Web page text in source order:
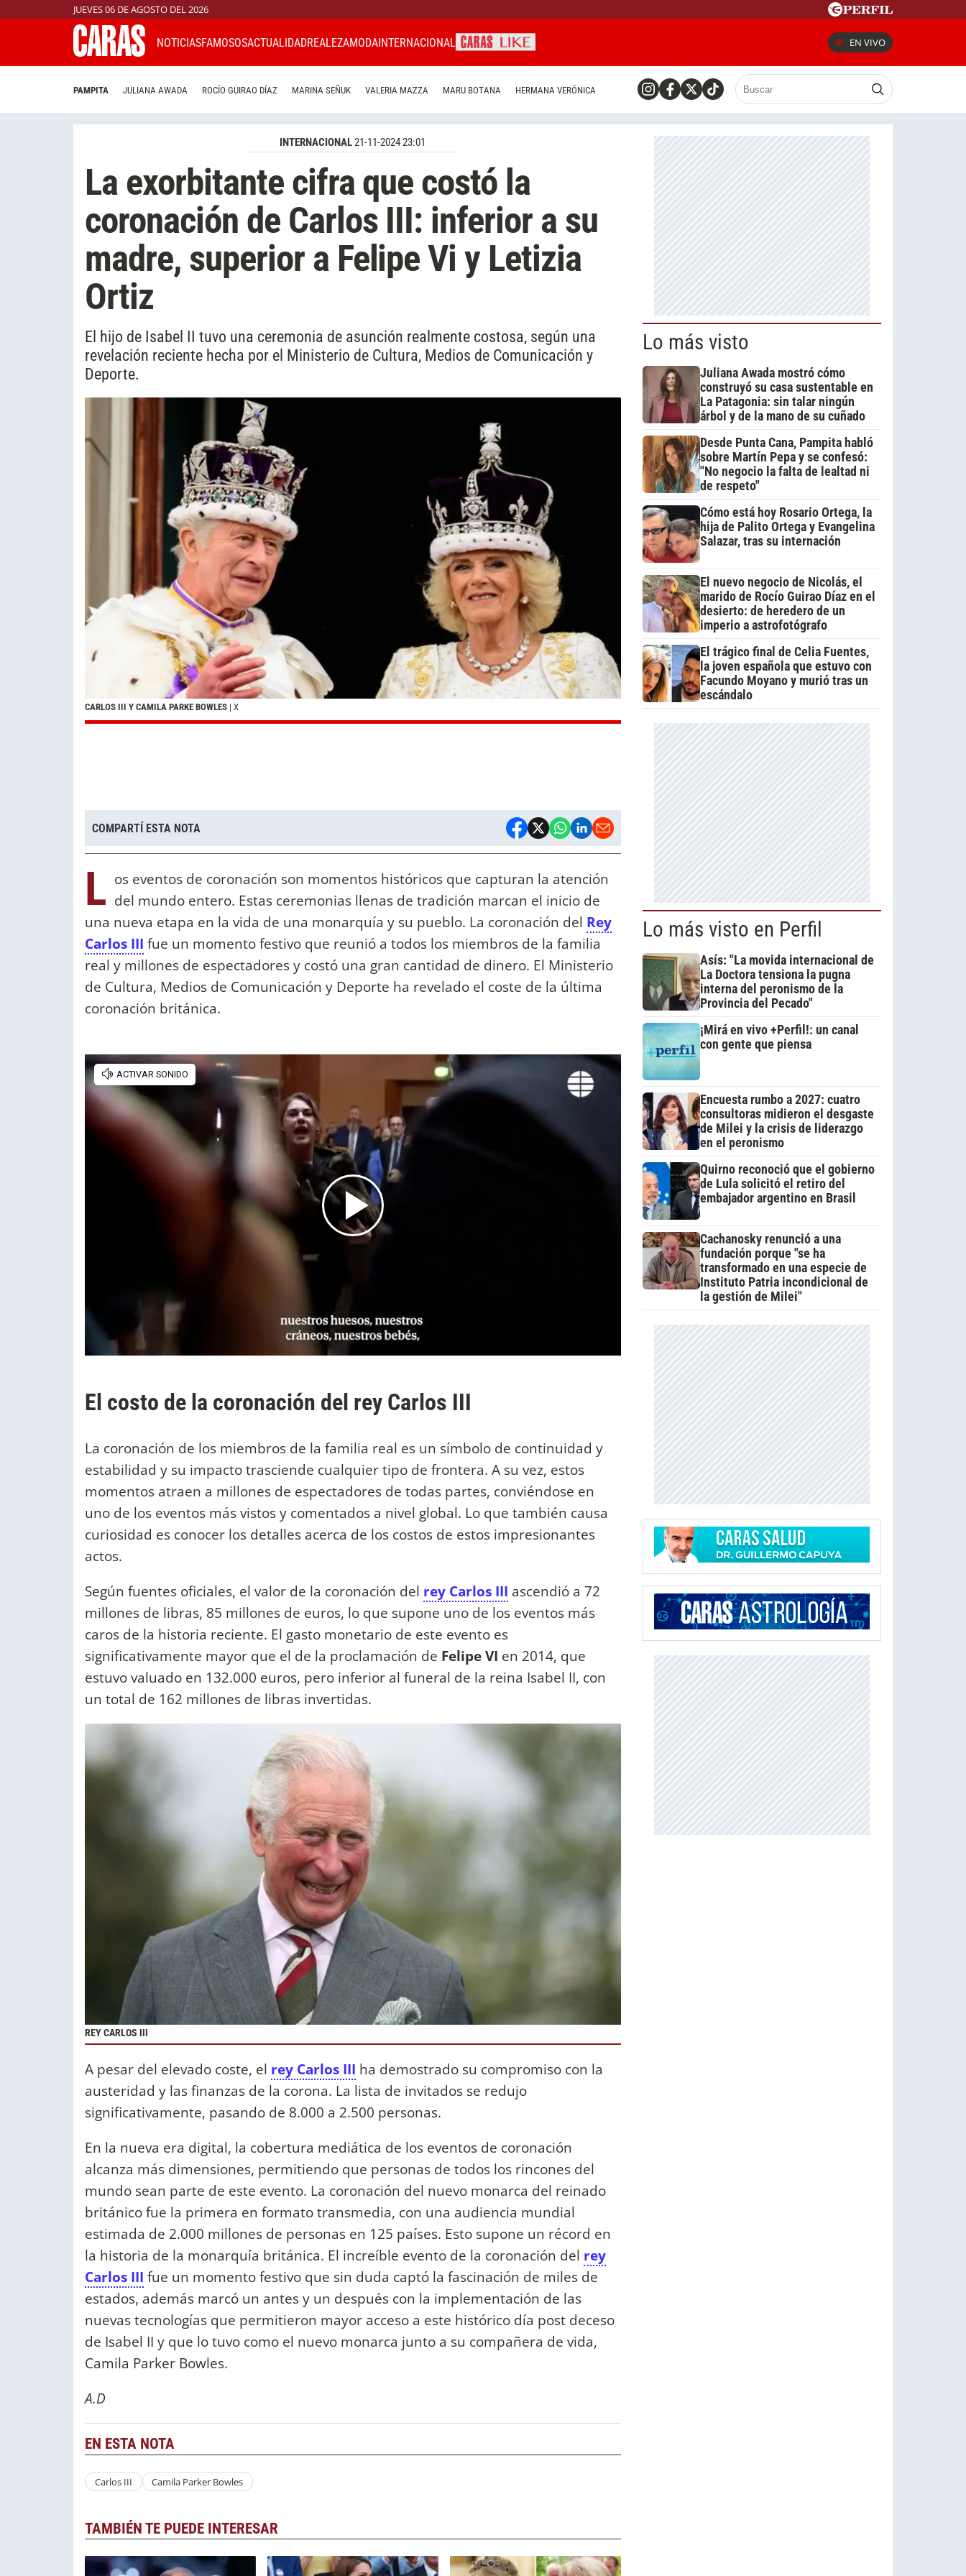
JUEVES 06 DE AGOSTO DEL 2026
NOTICIASFAMOSOSACTUALIDADREALEZAMODAINTERNACIONAL EN VIVO
PAMPITA JULIANA AWADA ROCÍO GUIRAO DÍAZ MARINA SEÑUK VALERIA MAZZA MARU BOTANA HERMANA VERÓNICA
INTERNACIONAL21-11-2024 23:01
La exorbitante cifra que costó la
coronación de Carlos III: inferior a su
madre, superior a Felipe Vi y Letizia
Ortiz
El hijo de Isabel II tuvo una ceremonia de asunción realmente costosa, según una
revelación reciente hecha por el Ministerio de Cultura, Medios de Comunicación y
Deporte.
CARLOS III Y CAMILA PARKE BOWLES | X
COMPARTÍ ESTA NOTA
L os eventos de coronación son momentos históricos que capturan la atención
del mundo entero. Estas ceremonias llenas de tradición marcan el inicio de
una nueva etapa en la vida de una monarquía y su pueblo. La coronación del Rey
Carlos III fue un momento festivo que reunió a todos los miembros de la familia
real y millones de espectadores y costó una gran cantidad de dinero. El Ministerio
de Cultura, Medios de Comunicación y Deporte ha revelado el coste de la última
coronación británica.
El costo de la coronación del rey Carlos III
La coronación de los miembros de la familia real es un símbolo de continuidad y
estabilidad y su impacto trasciende cualquier tipo de frontera. A su vez, estos
momentos atraen a millones de espectadores de todas partes, conviéndose en
uno de los eventos más vistos y comentados a nivel global. Lo que también causa
curiosidad es conocer los detalles acerca de los costos de estos impresionantes
actos.
Según fuentes oficiales, el valor de la coronación del rey Carlos III ascendió a 72
millones de libras, 85 millones de euros, lo que supone uno de los eventos más
caros de la historia reciente. El gasto monetario de este evento es
significativamente mayor que el de la proclamación de Felipe VI en 2014, que
estuvo valuado en 132.000 euros, pero inferior al funeral de la reina Isabel II, con
un total de 162 millones de libras invertidas.
REY CARLOS III
A pesar del elevado coste, el rey Carlos III ha demostrado su compromiso con la
austeridad y las finanzas de la corona. La lista de invitados se redujo
significativamente, pasando de 8.000 a 2.500 personas.
En la nueva era digital, la cobertura mediática de los eventos de coronación
alcanza más dimensiones, permitiendo que personas de todos los rincones del
mundo sean parte de este evento. La coronación del nuevo monarca del reinado
británico fue la primera en formato transmedia, con una audiencia mundial
estimada de 2.000 millones de personas en 125 países. Esto supone un récord en
la historia de la monarquía británica. El increíble evento de la coronación del rey
Carlos III fue un momento festivo que sin duda captó la fascinación de miles de
estados, además marcó un antes y un después con la implementación de las
nuevas tecnologías que permitieron mayor acceso a este histórico día post deceso
de Isabel II y que lo tuvo como el nuevo monarca junto a su compañera de vida,
Camila Parker Bowles.
A.D
EN ESTA NOTA
Carlos III Camila Parker Bowles
TAMBIÉN TE PUEDE INTERESAR
Lo más visto
Juliana Awada mostró cómo
construyó su casa sustentable en
La Patagonia: sin talar ningún
árbol y de la mano de su cuñado
Desde Punta Cana, Pampita habló
sobre Martín Pepa y se confesó:
"No negocio la falta de lealtad ni
de respeto"
Cómo está hoy Rosario Ortega, la
hija de Palito Ortega y Evangelina
Salazar, tras su internación
El nuevo negocio de Nicolás, el
marido de Rocío Guirao Díaz en el
desierto: de heredero de un
imperio a astrofotógrafo
El trágico final de Celia Fuentes,
la joven española que estuvo con
Facundo Moyano y murió tras un
escándalo
Lo más visto en Perfil
Asís: "La movida internacional de
La Doctora tensiona la pugna
interna del peronismo de la
Provincia del Pecado"
¡Mirá en vivo +Perfil!: un canal
con gente que piensa
Encuesta rumbo a 2027: cuatro
consultoras midieron el desgaste
de Milei y la crisis de liderazgo
en el peronismo
Quirno reconoció que el gobierno
de Lula solicitó el retiro del
embajador argentino en Brasil
Cachanosky renunció a una
fundación porque "se ha
transformado en una especie de
Instituto Patria incondicional de
la gestión de Milei"